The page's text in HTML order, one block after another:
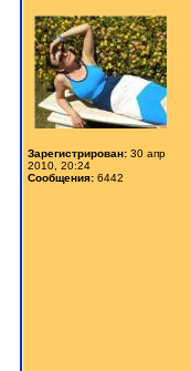
Зарегистрирован: 30 апр
2010, 20:24
Сообщения: 6442